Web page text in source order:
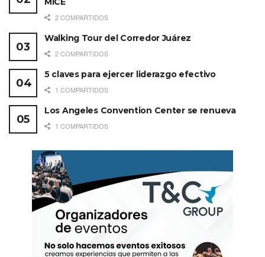
2 COMPARTIDOS
Walking Tour del Corredor Juárez
2 COMPARTIDOS
5 claves para ejercer liderazgo efectivo
1 COMPARTIDOS
Los Angeles Convention Center se renueva
1 COMPARTIDOS